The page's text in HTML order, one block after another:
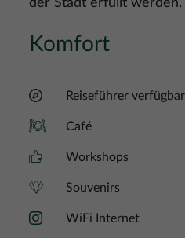
der Stadt erfüllt werden.
Komfort
Reiseführer verfügbar
Café
Workshops
Souvenirs
WiFi Internet